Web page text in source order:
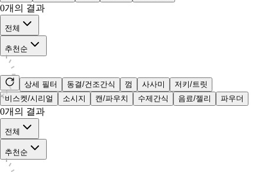
0개의 결과
전체
추천순
상세 필터 동결/건조간식 껌 사사미
저키/트릿
비스켓/시리얼
소시지 캔/파우치 수제간식 음료/젤리 파우더
0개의 결과
전체
추천순